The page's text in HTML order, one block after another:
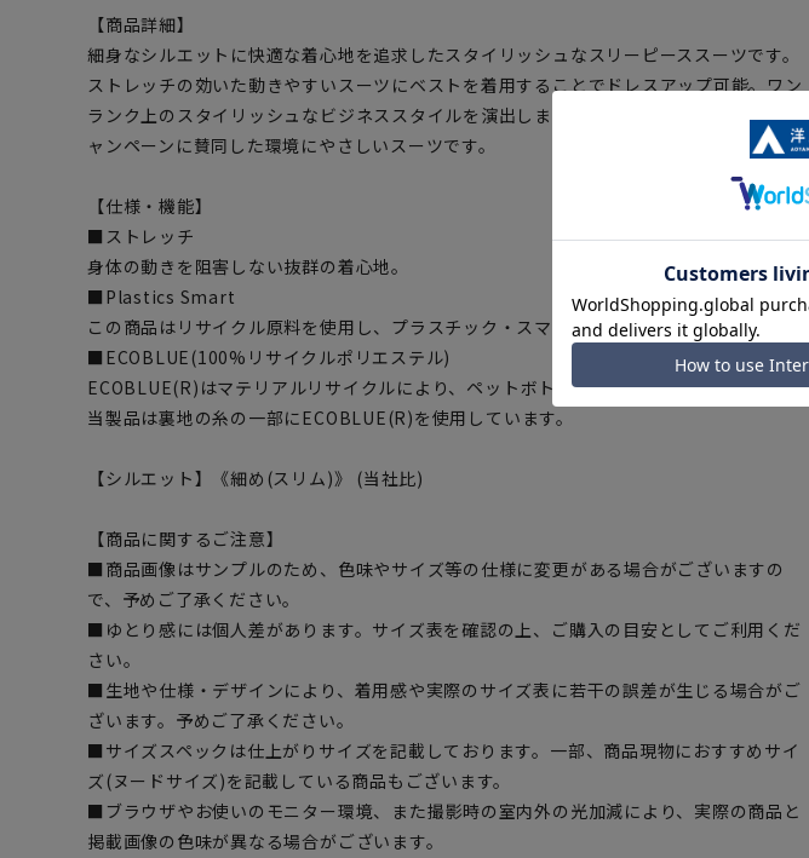
【商品詳細】
細身なシルエットに快適な着心地を追求したスタイリッシュなスリーピーススーツです。
ストレッチの効いた動きやすいスーツにベストを着用することでドレスアップ可能。ワン
ランク上のスタイリッシュなビジネススタイルを演出します。また『Plastics Smart』キ
ャンペーンに賛同した環境にやさしいスーツです。
【仕様・機能】
■ストレッチ
身体の動きを阻害しない抜群の着心地。
■Plastics Smart
この商品はリサイクル原料を使用し、プラスチック・スマートに賛同しています。
■ECOBLUE(100%リサイクルポリエステル)
ECOBLUE(R)はマテリアルリサイクルにより、ペットボトルを繊維へと再生しています。
当製品は裏地の糸の一部にECOBLUE(R)を使用しています。
【シルエット】《細め(スリム)》 (当社比)
【商品に関するご注意】
■商品画像はサンプルのため、色味やサイズ等の仕様に変更がある場合がございますの
で、予めご了承ください。
■ゆとり感には個人差があります。サイズ表を確認の上、ご購入の目安としてご利用くだ
さい。
■生地や仕様・デザインにより、着用感や実際のサイズ表に若干の誤差が生じる場合がご
ざいます。予めご了承ください。
■サイズスペックは仕上がりサイズを記載しております。一部、商品現物におすすめサイ
ズ(ヌードサイズ)を記載している商品もございます。
■ブラウザやお使いのモニター環境、また撮影時の室内外の光加減により、実際の商品と
掲載画像の色味が異なる場合がございます。